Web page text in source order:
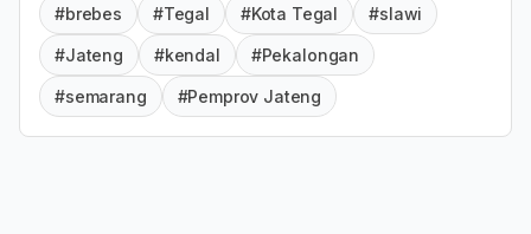
#brebes #Tegal #Kota Tegal #slawi
#Jateng #kendal #Pekalongan
#semarang #Pemprov Jateng